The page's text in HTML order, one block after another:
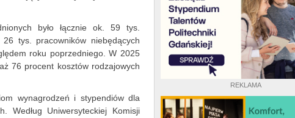
REKLAMA
było łącznie ok. 59 tys.
tys. pracowników niebędących
roku poprzedniego. W 2025
76 procent kosztów rodzajowych
wynagrodzeń i stypendiów dla
Według Uniwersyteckiej Komisji